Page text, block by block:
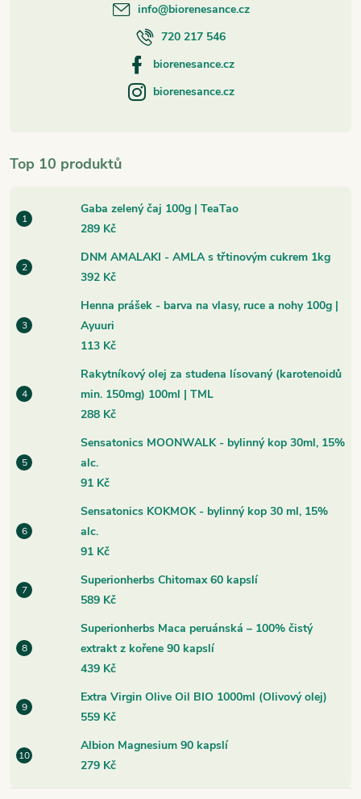
Top 10 produktů
Gaba zelený čaj 100g | TeaTao
289 Kč
DNM AMALAKI - AMLA s třtinovým cukrem 1kg
392 Kč
Henna prášek - barva na vlasy, ruce a nohy 100g |
Ayuuri
113 Kč
Rakytníkový olej za studena lísovaný (karotenoidů
min. 150mg) 100ml | TML
288 Kč
Sensatonics MOONWALK - bylinný kop 30ml, 15%
alc.
91 Kč
Sensatonics KOKMOK - bylinný kop 30 ml, 15%
alc.
91 Kč
Superionherbs Chitomax 60 kapslí
589 Kč
Superionherbs Maca peruánská – 100% čistý
extrakt z kořene 90 kapslí
439 Kč
Extra Virgin Olive Oil BIO 1000ml (Olivový olej)
559 Kč
Albion Magnesium 90 kapslí
279 Kč
info@biorenesance.cz
720 217 546
biorenesance.cz
biorenesance.cz